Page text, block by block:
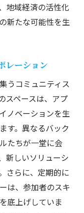
地域経済の活性化
新たな可能性を生
レーション
うコミュニティス
スペースは、アプ
ノベーションを生
す。異なるバック
たちが一堂に会
新しいソリューシ
さらに、定期的に
は、参加者のスキ
底上げしていま